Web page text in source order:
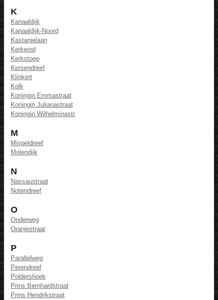
K
Kanaaldijk
Kanaaldijk-Noord
Kastanjelaan
Kerkeind
Kerkstoep
Kersendreef
Klinkert
Kolk
Koningin Emmastraat
Koningin Julianastraat
Koningin Wilhelminastr
M
Mispeldreef
Molendijk
N
Nassaustraat
Notendreef
O
Onderweg
Oranjestraat
P
Parallelweg
Perendreef
Poldershoek
Prins Bernhardstraat
Prins Hendrikstraat